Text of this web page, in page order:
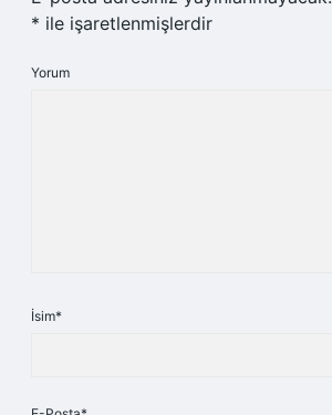
* ile işaretlenmişlerdir
Yorum
İsim*